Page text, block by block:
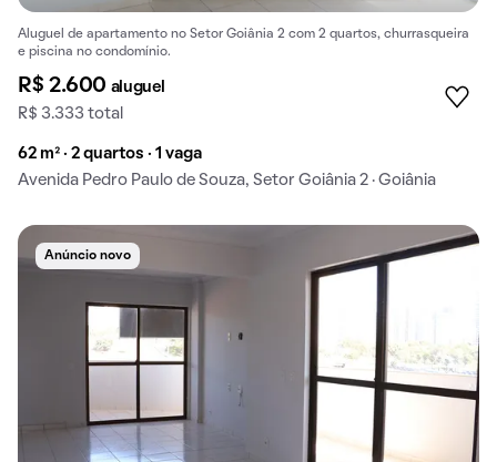
Aluguel de apartamento no Setor Goiânia 2 com 2 quartos, churrasqueira
e piscina no condomínio.
R$ 2.600 aluguel
R$ 3.333 total
62 m² · 2 quartos · 1 vaga
Avenida Pedro Paulo de Souza, Setor Goiânia 2 · Goiânia
Anúncio novo